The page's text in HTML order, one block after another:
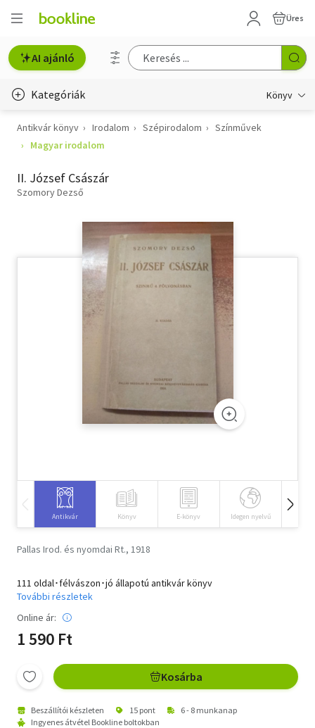
Üres
AI ajánló
Kategóriák Könyv
Életmód, egészség
Gyermek- és ifjúsági
Hobbi, szabadidő
Antikvár könyv Irodalom Szépirodalom
Színművek
Magyar irodalom
II. József Császár
Szomory Dezső
Antikvár Könyv E-könyv Idegen nyelvű
Pallas Irod. és nyomdai Rt., 1918
111 oldal･félvászon･jó állapotú antikvár könyv
További részletek
Online ár:
1 590 Ft
Kosárba
Beszállítói készleten 15 pont
6 - 8 munkanap
Ingyenes átvétel Bookline boltokban